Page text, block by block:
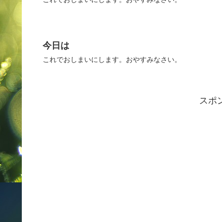
今日は
これでおしまいにします。おやすみなさい。
スポ